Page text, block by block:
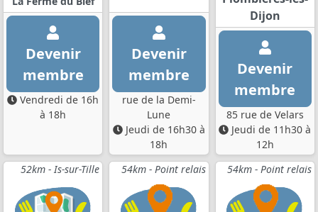
Devenir
membre
Vendredi de 16h
à 18h
Devenir
membre
rue de la Demi-
Lune
Jeudi de 16h30 à
18h
Dijon
Devenir
membre
85 rue de Velars
Jeudi de 11h30 à
12h
52km - Is-sur-Tille
54km - Point relais 54km - Point relais